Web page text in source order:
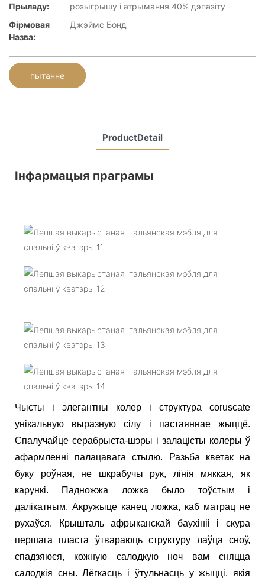
Прыладу:
розыгрышу і атрымання 40% дэпазіту
Фірмовая
Назва:
Джэймс Бонд
пытанне
ProductDetail
Інфармацыя праграмы
Чысты і элегантны колер і структура coruscate
унікальную выразную сілу і пастаяннае жыццё.
Спалучайце серабрыста-шэры і залацісты колеры ў
афармленні палацавага стылю. Разьба кветак на
буку роўная, не шкрабучы рук, лінія мяккая, як
карункі. Падножжа ложка было тоўстым і
далікатным,Акружыце канец ложка, каб матрац не
рухаўся. Крышталь афрыканскай баухініі і скура
першага пласта ўтвараюць структуру лаўца сноў,
спадзяюся, кожную салодкую ноч вам сняцца
салодкія сны. Лёгкасць і ўтульнасць у жыцці, якія